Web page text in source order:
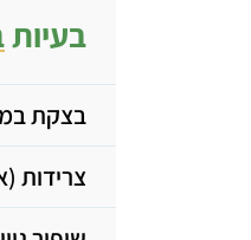
בעיות
בצקת
צרידות